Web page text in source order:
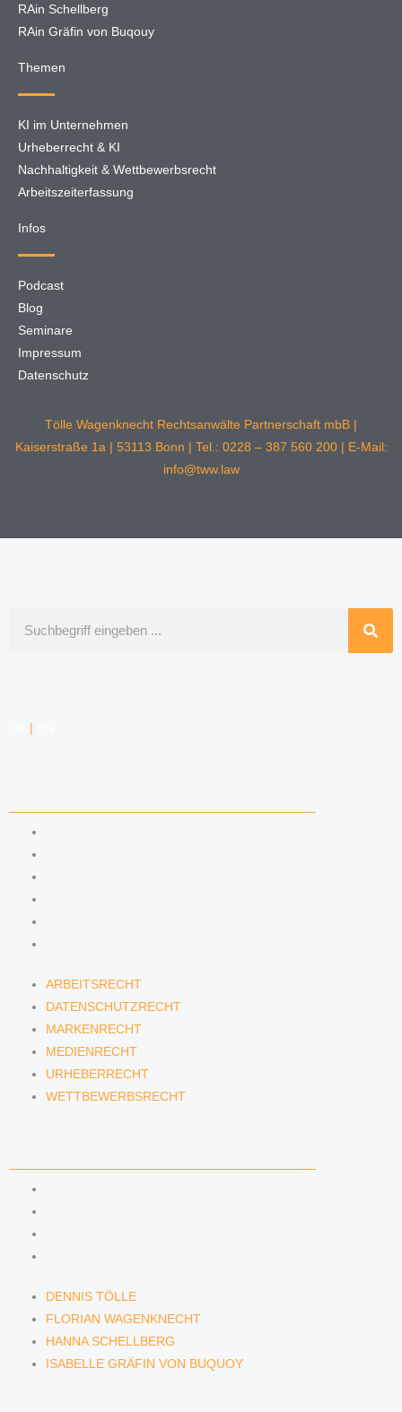
RAin Schellberg
RAin Gräfin von Buqouy
Themen
KI im Unternehmen
Urheberrecht & KI
Nachhaltigkeit & Wettbewerbsrecht
Arbeitszeiterfassung
Infos
Podcast
Blog
Seminare
Impressum
Datenschutz
Tölle Wagenknecht Rechtsanwälte Partnerschaft mbB |
Kaiserstraße 1a | 53113 Bonn | Tel.: 0228 – 387 560 200 | E-Mail:
info@tww.law
ARBEITSRECHT
DATENSCHUTZRECHT
MARKENRECHT
MEDIENRECHT
URHEBERRECHT
WETTBEWERBSRECHT
DENNIS TÖLLE
FLORIAN WAGENKNECHT
HANNA SCHELLBERG
ISABELLE GRÄFIN VON BUQUOY